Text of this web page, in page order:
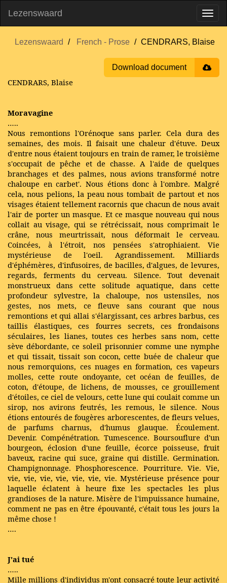
Lezenswaard
Lezenswaard French - Prose CENDRARS, Blaise
Download document
CENDRARS, Blaise
Moravagine
…..
Nous remontions l'Orénoque sans parler. Cela dura des
semaines, des mois. Il faisait une chaleur d'étuve. Deux
d'entre nous étaient toujours en train de ramer, le troisième
s'occupait de pêche et de chasse. A l'aide de quelques
branchages et des palmes, nous avions transformé notre
chaloupe en carbet'. Nous étions donc à l'ombre. Malgré
cela, nous pelions, la peau nous tombait de partout et nos
visages étaient tellement racornis que chacun de nous avait
l'air de porter un masque. Et ce masque nouveau qui nous
collait au visage, qui se rétrécissait, nous comprimait le
crâne, nous meurtrissait, nous déformait le cerveau.
Coincées, à l'étroit, nos pensées s'atrophiaient. Vie
mystérieuse de l'oeil. Agrandissement. Milliards
d'éphémères, d'infusoires, de bacilles, d'algues, de levures,
regards, ferments du cerveau. Silence. Tout devenait
monstrueux dans cette solitude aquatique, dans cette
profondeur sylvestre, la chaloupe, nos ustensiles, nos
gestes, nos mets, ce fleuve sans courant que nous
remontions et qui allai s'élargissant, ces arbres barbus, ces
taillis élastiques, ces fourres secrets, ces frondaisons
séculaires, les lianes, toutes ces herbes sans nom, cette
sève débordante, ce soleil prisonnier comme une nymphe
et qui tissait, tissait son cocon, cette buée de chaleur que
nous remorquions, ces nuages en formation, ces vapeurs
molles, cette route ondoyante, cet océan de feuilles, de
coton, d'étoupe, de lichens, de mousses, ce grouillement
d'étoiles, ce ciel de velours, cette lune qui coulait comme un
sirop, nos avirons feutrés, les remous, le silence. Nous
étions entourés de fougères arborescentes, de fleurs velues,
de parfums charnus, d'humus glauque. Écoulement.
Devenir. Compénétration. Tumescence. Boursouflure d'un
bourgeon, éclosion d'une feuille, écorce poisseuse, fruit
baveux, racine qui suce, graine qui distille. Germination.
Champignonnage. Phosphorescence. Pourriture. Vie. Vie,
vie, vie, vie, vie, vie, vie, vie. Mystérieuse présence pour
laquelle éclatent à heure fixe les spectacles les plus
grandioses de la nature. Misère de l'impuissance humaine,
comment ne pas en être épouvanté, c'était tous les jours la
même chose !
….
J'ai tué
…..
Mille millions d'individus m'ont consacré toute leur activité